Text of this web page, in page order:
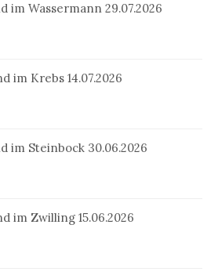
im Wassermann 29.07.2026
im Krebs 14.07.2026
im Steinbock 30.06.2026
im Zwilling 15.06.2026